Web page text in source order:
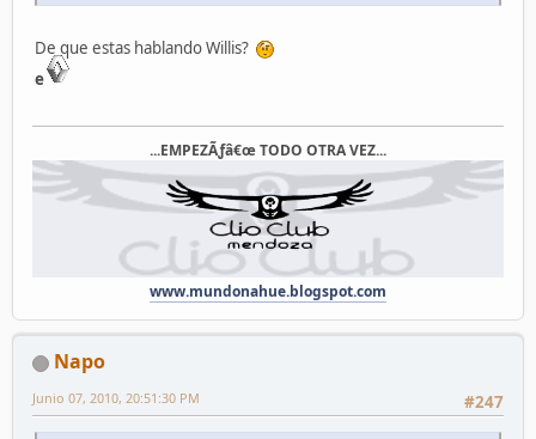
De que estas hablando Willis?
e
...EMPEZÃƒâ€œ TODO OTRA VEZ...
www.mundonahue.blogspot.com
Napo
#247
Junio 07, 2010, 20:51:30 PM